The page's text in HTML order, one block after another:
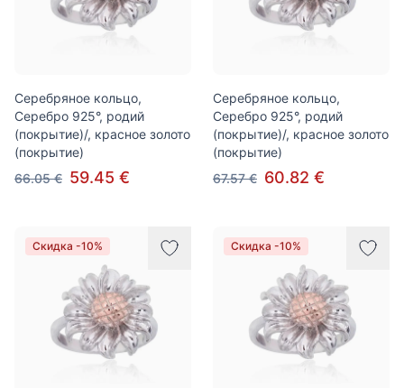
Серебряное кольцо,
Серебро 925°, родий
(покрытие)/, красное золото
(покрытие)
66.05 € 59.45 €
Серебряное кольцо,
Серебро 925°, родий
(покрытие)/, красное золото
(покрытие)
67.57 € 60.82 €
Скидка -10% Скидка -10%